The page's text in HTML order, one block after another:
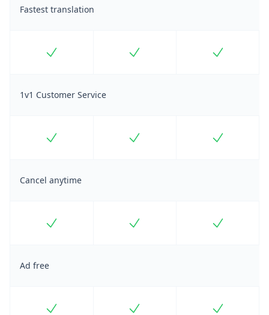
Fastest translation
Included Included Included
1v1 Customer Service
Included Included Included
Cancel anytime
Included Included Included
Ad free
Included Included Included